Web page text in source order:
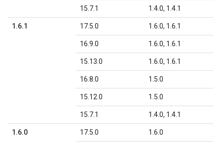
15.7.1 1.4.0, 1.4.1
1.6.1 17.5.0 1.6.0, 1.6.1
16.9.0 1.6.0, 1.6.1
15.13.0 1.6.0, 1.6.1
16.8.0 1.5.0
15.12.0 1.5.0
15.7.1 1.4.0, 1.4.1
1.6.0 17.5.0 1.6.0